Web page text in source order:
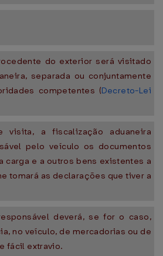
do exterior será visitado
separada ou conjuntamente
competentes (Decreto-Lei
a fiscalização aduaneira
pelo veículo os documentos
carga e a outros bens existentes a
tomará as declarações que tiver a
deverá, se for o caso,
no veículo, de mercadorias ou de
fácil extravio.